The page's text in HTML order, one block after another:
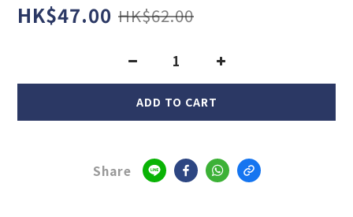
HK$47.00 HK$62.00
ADD TO CART
Share